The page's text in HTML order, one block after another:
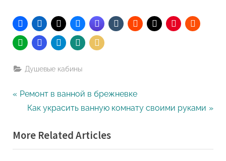
Душевые кабины
Навигация
записям
P
v
i
Ремонт в ванной в брежневке
N
x
t
Как украсить ванную комнату своими руками
More Related Articles